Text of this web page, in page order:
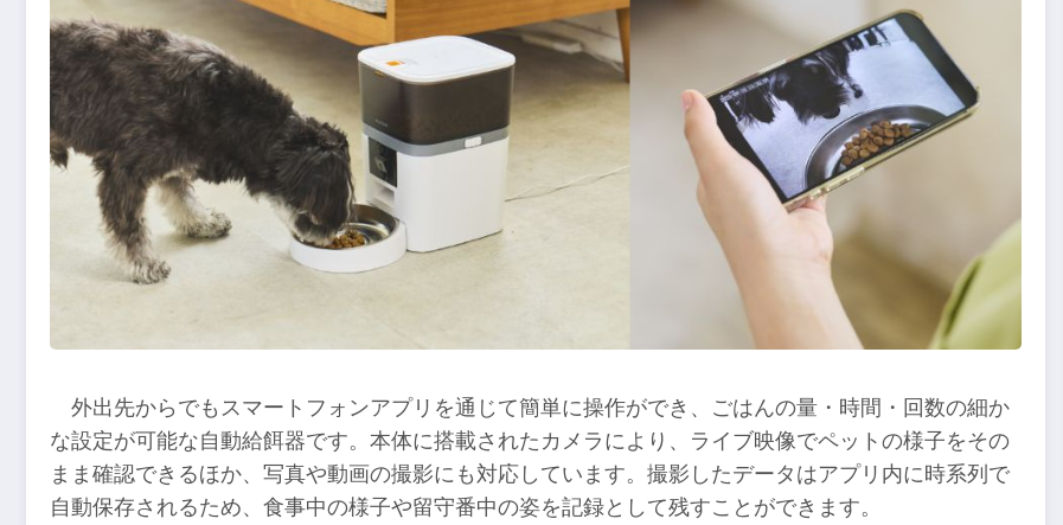
外出先からでもスマートフォンアプリを通じて簡単に操作ができ、ごはんの量・時間・回数の細か
な設定が可能な自動給餌器です。本体に搭載されたカメラにより、ライブ映像でペットの様子をその
まま確認できるほか、写真や動画の撮影にも対応しています。撮影したデータはアプリ内に時系列で
自動保存されるため、食事中の様子や留守番中の姿を記録として残すことができます。